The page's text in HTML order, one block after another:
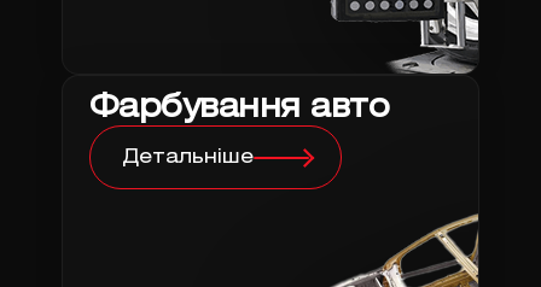
Фарбування авто
Детальніше